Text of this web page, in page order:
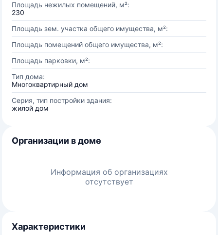
Площадь нежилых помещений, м²:
230
Площадь зем. участка общего имущества, м²:
Площадь помещений общего имущества, м²:
Площадь парковки, м²:
Тип дома:
Многоквартирный дом
Серия, тип постройки здания:
жилой дом
Организации в доме
Информация об организациях
отсутствует
Характеристики